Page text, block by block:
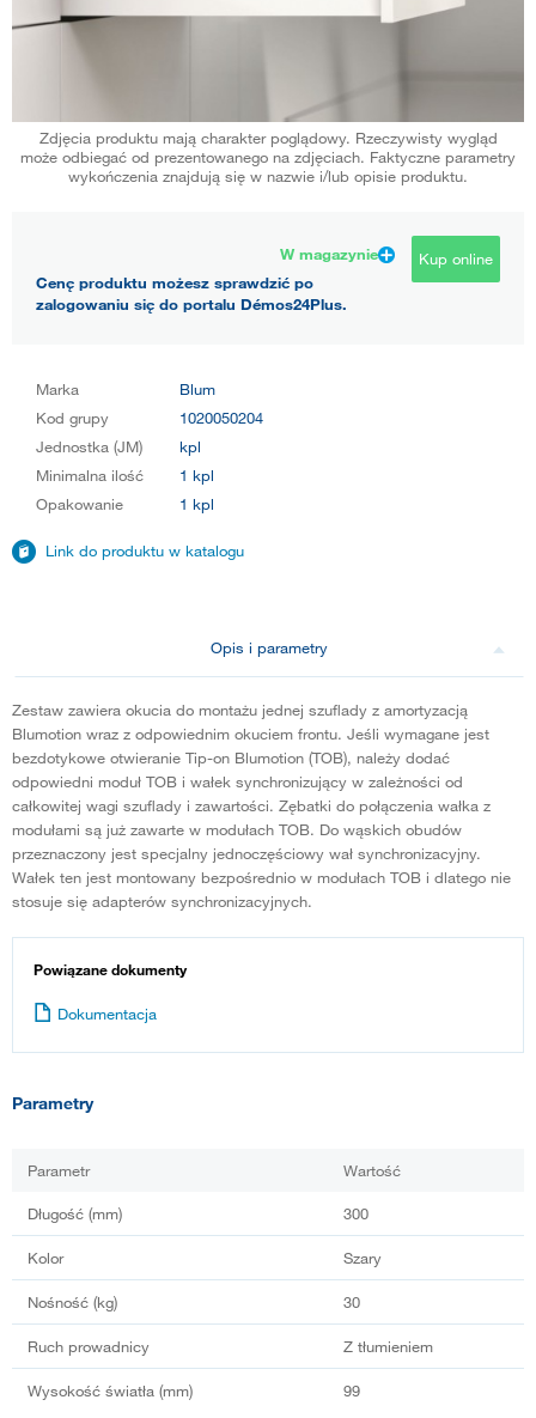
Zdjęcia produktu mają charakter poglądowy. Rzeczywisty wygląd
może odbiegać od prezentowanego na zdjęciach. Faktyczne parametry
wykończenia znajdują się w nazwie i/lub opisie produktu.
W magazynie
Cenę produktu możesz sprawdzić po
zalogowaniu się do portalu Démos24Plus.
Kup online
Marka
Blum
Kod grupy
1020050204
Jednostka (JM)
kpl
Minimalna ilość
1 kpl
Opakowanie
1 kpl
Link do produktu w katalogu
Opis i parametry
Zestaw zawiera okucia do montażu jednej szuflady z amortyzacją
Blumotion wraz z odpowiednim okuciem frontu. Jeśli wymagane jest
bezdotykowe otwieranie Tip-on Blumotion (TOB), należy dodać
odpowiedni moduł TOB i wałek synchronizujący w zależności od
całkowitej wagi szuflady i zawartości. Zębatki do połączenia wałka z
modułami są już zawarte w modułach TOB. Do wąskich obudów
przeznaczony jest specjalny jednoczęściowy wał synchronizacyjny.
Wałek ten jest montowany bezpośrednio w modułach TOB i dlatego nie
stosuje się adapterów synchronizacyjnych.
Powiązane dokumenty
Dokumentacja
Parametry
Parametr Wartość
Długość (mm) 300
Kolor Szary
Nośność (kg) 30
Ruch prowadnicy Z tłumieniem
Wysokość światła (mm) 99